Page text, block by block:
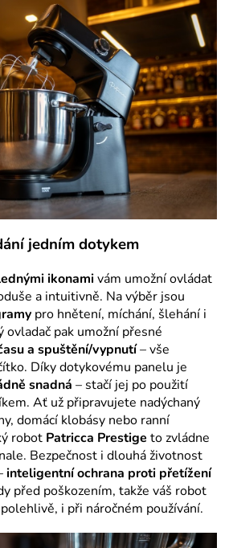
jedním dotykem
ikonamivám umožní ovládat
a intuitivně. Na výběr jsou
pro hnětení, míchání, šlehání i
ovladač pak umožní přesné
a spuštění/vypnutí– vše
Díky dotykovému panelu je
snadná – stačí jej po použití
Ať už připravujete nadýchaný
domácí klobásy nebo ranní
robot Patricca Prestige to zvládne
Bezpečnost i dlouhá životnost
inteligentní ochrana proti přetížení
před poškozením, takže váš robot
i při náročném používání.